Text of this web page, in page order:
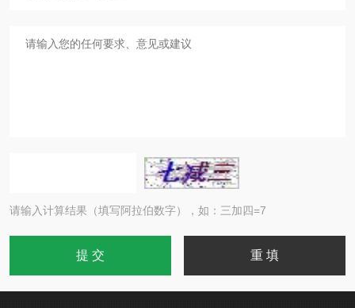
请输入计算结果（填写阿拉伯数字），如：三加四=7